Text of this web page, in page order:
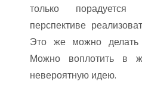
только порадуется
перспективе
Это же можно делать
Можно воплотить в
невероятную идею.